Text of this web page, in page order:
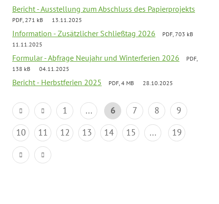
Bericht - Ausstellung zum Abschluss des Papierprojekts
PDF, 271 kB 13.11.2025
Information - Zusätzlicher Schließtag 2026
PDF, 703 kB
11.11.2025
Formular - Abfrage Neujahr und Winterferien 2026
PDF,
138 kB
04.11.2025
Bericht - Herbstferien 2025 PDF, 4 MB 28.10.2025
1 ... 6 7 8
9
10
11 12 13 14 15 ... 19